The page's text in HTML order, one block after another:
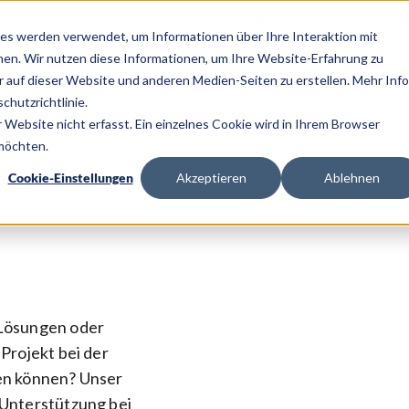
werden verwendet, um Informationen über Ihre Interaktion mit
Wir nutzen diese Informationen, um Ihre Website-Erfahrung zu
dieser Website und anderen Medien-Seiten zu erstellen. Mehr
nicht erfasst. Ein einzelnes Cookie wird in Ihrem Browser
Cookie-Einstellungen Akzeptieren Ablehnen
LEISTUNGEN BRANCHEN INSIGHTS
oder
bei der
können? Unser
bei